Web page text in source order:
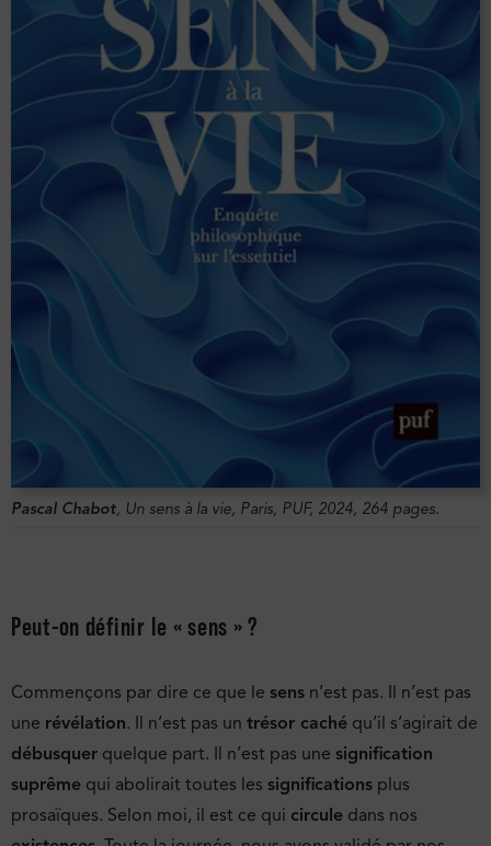
Pascal Chabot, Un sens à la vie, Paris, PUF, 2024, 264 pages.
Peut-on définir le « sens » ?
Commençons par dire ce que le sens n’est pas. Il n’est pas
une révélation. Il n’est pas un trésor caché qu’il s’agirait de
débusquer quelque part. Il n’est pas une signification
suprême qui abolirait toutes les significations plus
prosaïques. Selon moi, il est ce qui circule dans nos